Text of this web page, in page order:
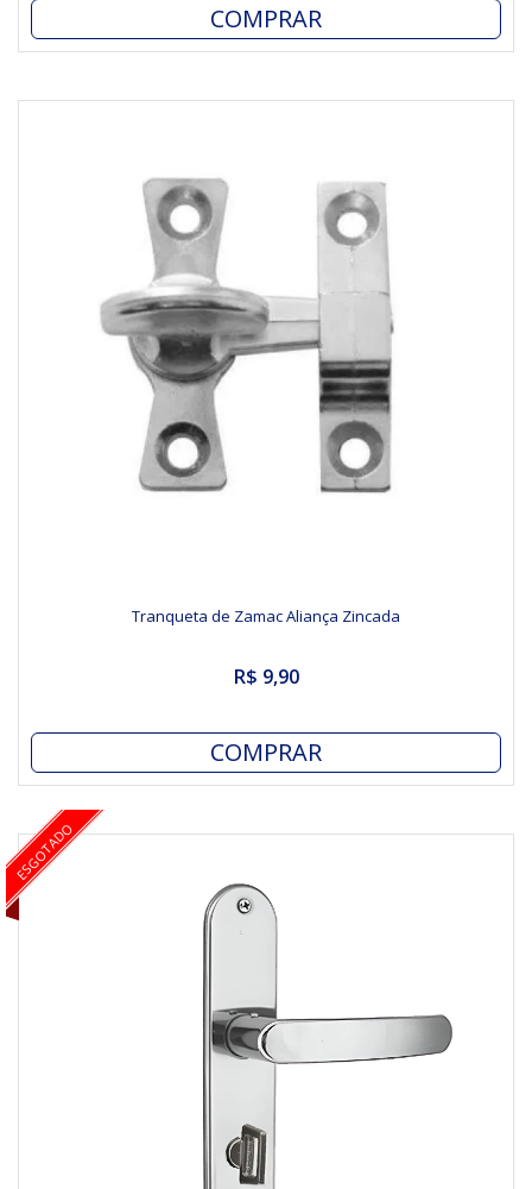
COMPRAR
Tranqueta de Zamac Aliança Zincada
R$ 9,90
COMPRAR
ESGOTADO